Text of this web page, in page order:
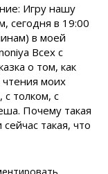
Игру нашу
сегодня в 19:00
в моей
Всех с
о том, как
моих
с толком, с
Почему такая
такая, что